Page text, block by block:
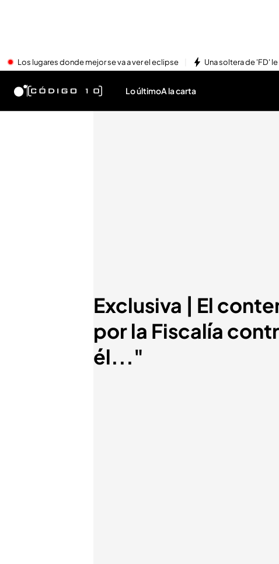
Los lugares donde mejor se va a ver el eclipse Una soltera de 'FD'
Lo últimoA la carta
Exclusiva | El
por la Fiscalía
él..."